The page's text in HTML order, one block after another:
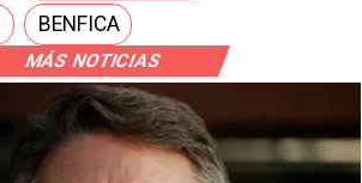
MÁS NOTICIAS
BENFICA